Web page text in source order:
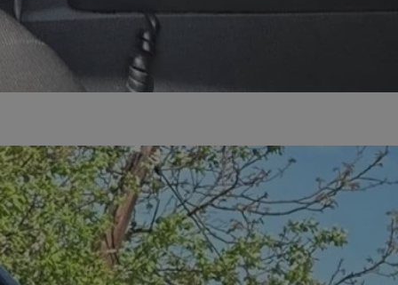
poprawnie.
o zgodzie
dotyczących
Rejestruje
w kolejnych
powiązany z
Microsoft Clarity
do
o sesji
w celu śledzenia
multimedialnych